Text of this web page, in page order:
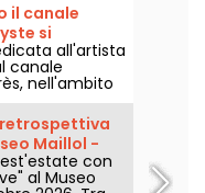
il canale
si
all'artista
canale
nell'ambito
8 agosto 2026.
bordo, una
dall'acqua e
stencil
retrospettiva
Maillol -
con
al Museo